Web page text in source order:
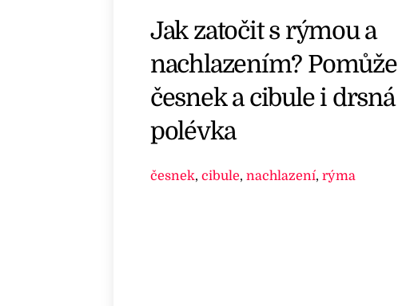
Jak zatočit s rýmou a
nachlazením? Pomůže
česnek a cibule i drsná
polévka
česnek, cibule, nachlazení, rýma